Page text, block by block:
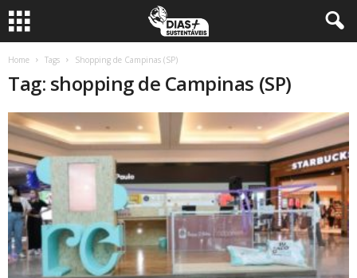
Home Tags Shopping de Campinas (SP)
Tag: shopping de Campinas (SP)